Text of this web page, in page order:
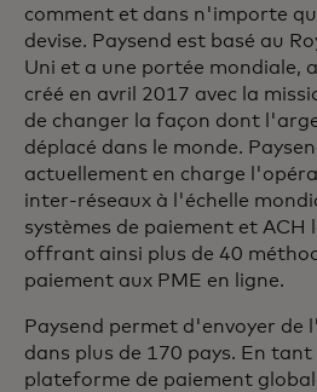
comment et dans n'importe
devise. Paysend est basé au
Uni et a une portée mondiale,
créé en avril 2017 avec la
de changer la façon dont
déplacé dans le monde.
actuellement en charge
inter-réseaux à l'échelle
systèmes de paiement et ACH
offrant ainsi plus de 40
paiement aux PME en ligne.
Paysend permet d'envoyer de
dans plus de 170 pays. En tant
plateforme de paiement